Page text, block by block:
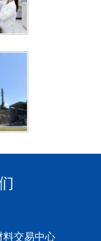
料交易中心